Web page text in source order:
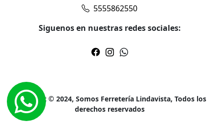
5555862550
Siguenos en nuestras redes sociales:
Copyright © 2024, Somos Ferretería Lindavista, Todos los
derechos reservados